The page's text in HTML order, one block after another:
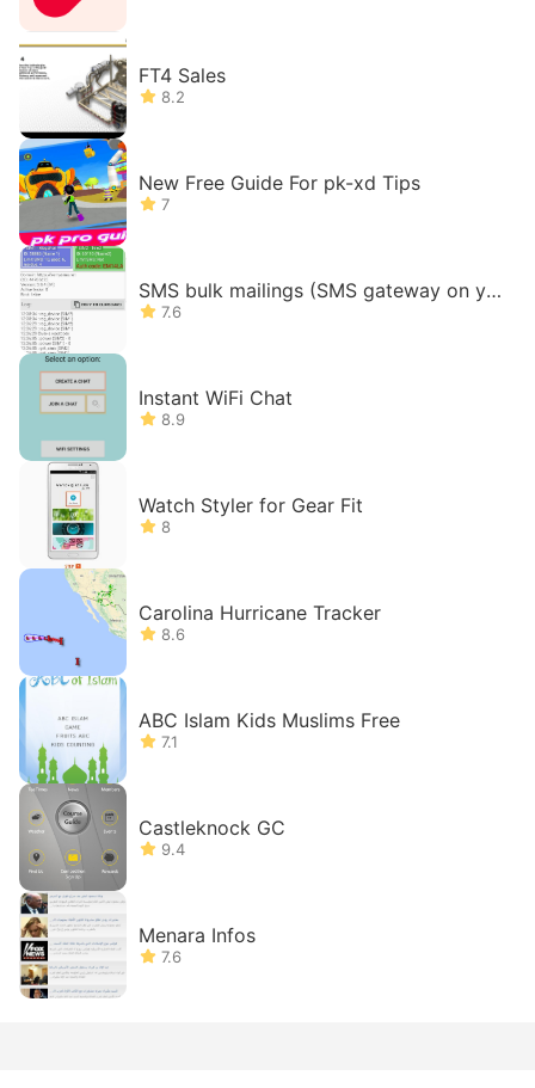
FT4 Sales
8.2
New Free Guide For pk-xd Tips
7
SMS bulk mailings (SMS gateway on yo
ur phone)
7.6
Instant WiFi Chat
8.9
Watch Styler for Gear Fit
8
Carolina Hurricane Tracker
8.6
ABC Islam Kids Muslims Free
7.1
Castleknock GC
9.4
Menara Infos
7.6